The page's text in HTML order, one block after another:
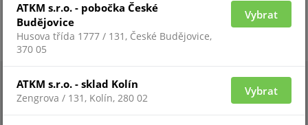
ATKM s.r.o. - pobočka České
Budějovice
Husova třída 1777 / 131, České Budějovice,
370 05
Vybrat
ATKM s.r.o. - sklad Kolín
Zengrova / 131, Kolín, 280 02
Vybrat